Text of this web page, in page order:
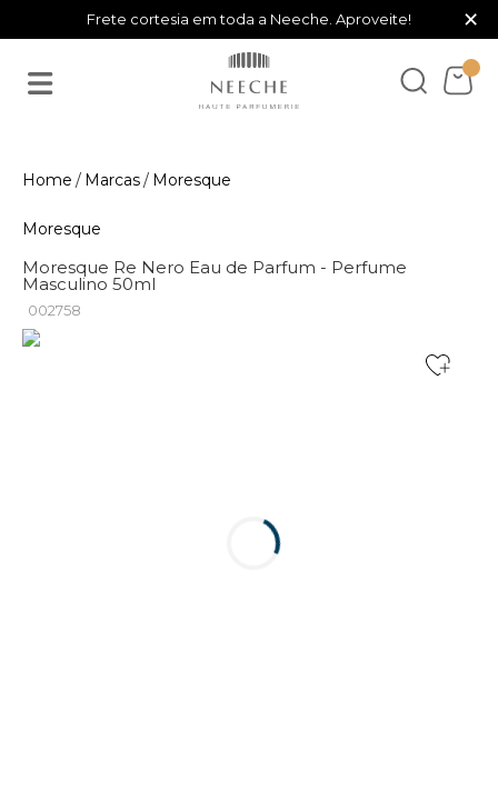
Frete cortesia em toda a Neeche. Aproveite! ×
Marcas Moresque
Moresque
Moresque Re Nero Eau de Parfum - Perfume
Masculino 50ml
002758